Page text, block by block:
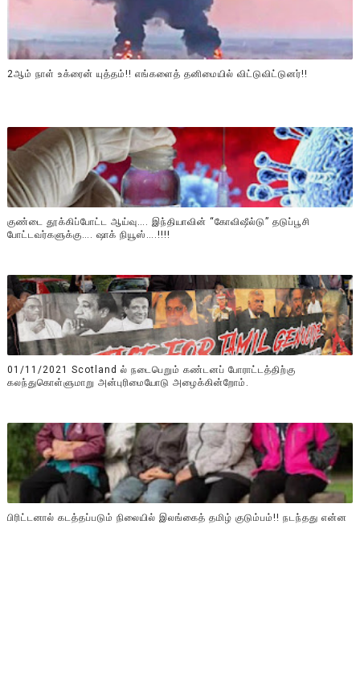
2ஆம் நாள் உக்ரைன் யுத்தம்!! எங்களைத் தனிமையில் விட்டுவிட்டுனர்!!
குண்டை தூக்கிப்போட்ட ஆய்வு…. இந்தியாவின் “கோவிஷீல்டு” தடுப்பூசி
போட்டவர்களுக்கு…. ஷாக் நியூஸ்….!!!!
01/11/2021 Scotland ல் நடைபெறும் கண்டனப் போராட்டத்திற்கு
கலந்துகொள்ளுமாறு அன்புரிமையோடு அழைக்கின்றோம்.
பிரிட்டனால் கடத்தப்படும் நிலையில் இலங்கைத் தமிழ் குடும்பம்!! நடந்தது என்ன